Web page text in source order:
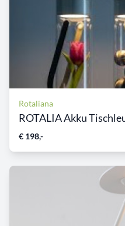
Rotaliana
ROTALIA Akku
€ 198,-